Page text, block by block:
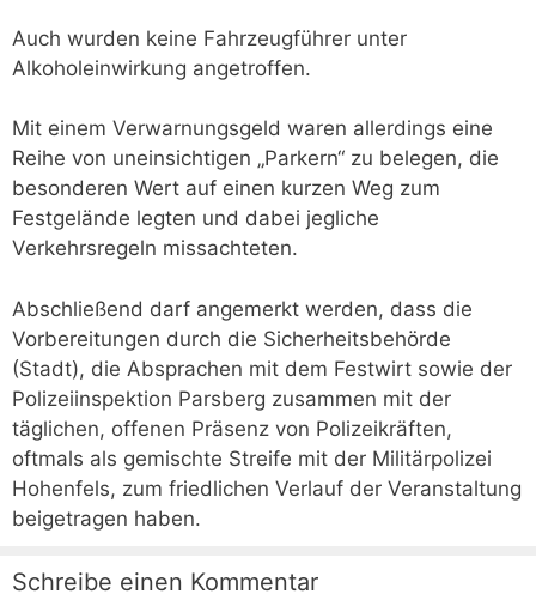
Auch wurden keine Fahrzeugführer unter
Alkoholeinwirkung angetroffen.
Mit einem Verwarnungsgeld waren allerdings eine
Reihe von uneinsichtigen „Parkern“ zu belegen, die
besonderen Wert auf einen kurzen Weg zum
Festgelände legten und dabei jegliche
Verkehrsregeln missachteten.
Abschließend darf angemerkt werden, dass die
Vorbereitungen durch die Sicherheitsbehörde
(Stadt), die Absprachen mit dem Festwirt sowie der
Polizeiinspektion Parsberg zusammen mit der
täglichen, offenen Präsenz von Polizeikräften,
oftmals als gemischte Streife mit der Militärpolizei
Hohenfels, zum friedlichen Verlauf der Veranstaltung
beigetragen haben.
Schreibe einen Kommentar